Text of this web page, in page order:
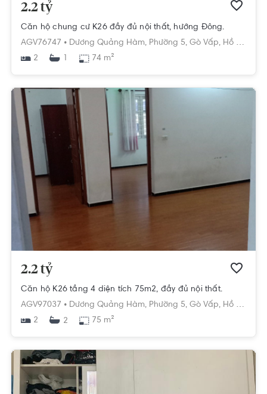
2.2 tỷ
Căn hộ chung cư K26 đầy đủ nội thất, hướng Đông.
AGV76747 • Dương Quảng Hàm, Phường 5, Gò Vấp, Hồ Chí Minh
2
1 74 m²
2.2 tỷ
Căn hộ K26 tầng 4 diện tích 75m2, đầy đủ nội thất.
AGV97037 • Dương Quảng Hàm, Phường 5, Gò Vấp, Hồ Chí Minh
2
2 75 m²